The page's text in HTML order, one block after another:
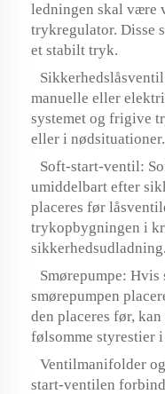
ledningen skal være
trykregulator. Disse
et stabilt tryk.
manuelle eller
systemet og frigive
eller i nødsituationer.
Soft-start-ventil:
umiddelbart efter
placeres før
trykopbygningen i
sikkerhedsudladning.
Smørepumpe:
smørepumpen
den placeres før,
følsomme styrestier
Ventilmanifolder
start-ventilen